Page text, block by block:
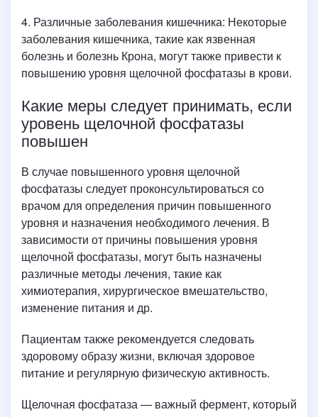
4. Различные заболевания кишечника: Некоторые
заболевания кишечника, такие как язвенная
болезнь и болезнь Крона, могут также привести к
повышению уровня щелочной фосфатазы в крови.
Какие меры следует принимать, если
уровень щелочной фосфатазы
повышен
В случае повышенного уровня щелочной
фосфатазы следует проконсультироваться со
врачом для определения причин повышенного
уровня и назначения необходимого лечения. В
зависимости от причины повышения уровня
щелочной фосфатазы, могут быть назначены
различные методы лечения, такие как
химиотерапия, хирургическое вмешательство,
изменение питания и др.
Пациентам также рекомендуется следовать
здоровому образу жизни, включая здоровое
питание и регулярную физическую активность.
Щелочная фосфатаза — важный фермент, который